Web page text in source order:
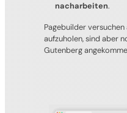
nacharbeiten.
Pagebuilder
aufzuholen, sind aber
Gutenberg